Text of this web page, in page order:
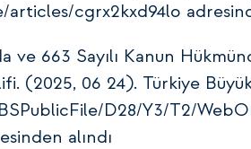
cgrx2kxd94lo
ve 663 Sayılı Kanun
(2025, 06 24). Türkiye
D28/Y3/T2/
alındı